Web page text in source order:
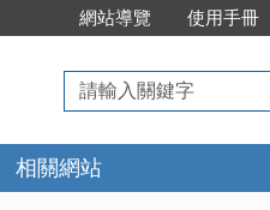
網站導覽 使用手冊
請
輸
入
關
鍵
相關網站